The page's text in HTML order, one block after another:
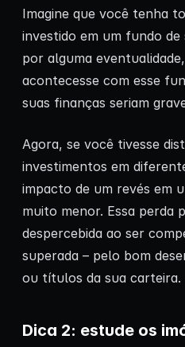
Imagine que você tenha
investido em um fundo
por alguma
acontecesse com esse
suas finanças seriam
Agora, se você tivesse
investimentos em
impacto de um revés em
muito menor. Essa perda
despercebida ao ser
superada – pelo bom
ou títulos da sua carteira.
Dica 2: estude os